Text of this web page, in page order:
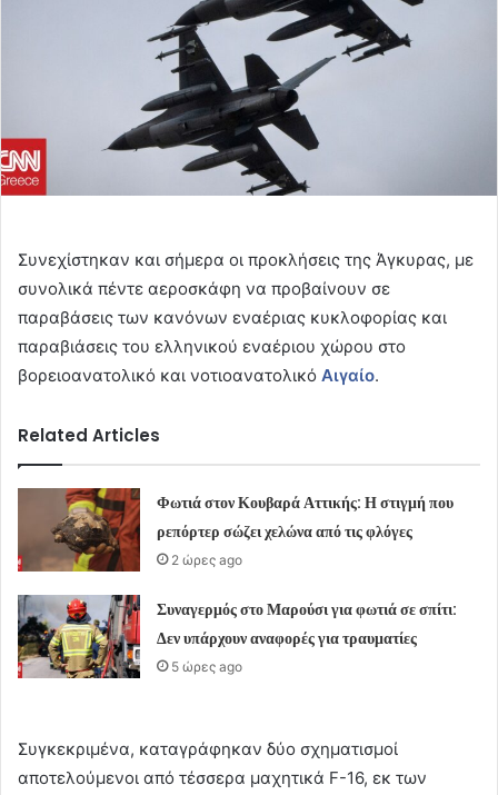
Συνεχίστηκαν και σήμερα οι προκλήσεις της Άγκυρας, με
συνολικά πέντε αεροσκάφη να προβαίνουν σε
παραβάσεις των κανόνων εναέριας κυκλοφορίας και
παραβιάσεις του ελληνικού εναέριου χώρου στο
βορειοανατολικό και νοτιοανατολικό Αιγαίο.
Related Articles
Φωτιά στον Κουβαρά Αττικής: Η στιγμή που
ρεπόρτερ σώζει χελώνα από τις φλόγες
2 ώρες ago
Συναγερμός στο Μαρούσι για φωτιά σε σπίτι:
Δεν υπάρχουν αναφορές για τραυματίες
5 ώρες ago
Συγκεκριμένα, καταγράφηκαν δύο σχηματισμοί
αποτελούμενοι από τέσσερα μαχητικά F-16, εκ των